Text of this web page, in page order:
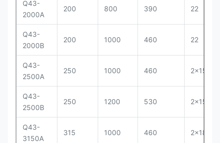
Q43-
2000A
200 800 390 22
Q43-
2000B
200 1000 460 22
Q43-
2500A
250 1000 460 2×15
Q43-
2500B
250 1200 530 2×15
Q43-
3150A
315 1000 460 2×18.5